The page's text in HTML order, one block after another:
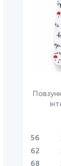
56
62
68